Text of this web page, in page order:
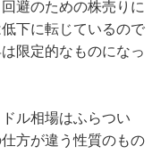
避のための株売りに
下に転じているので
限定的なものになっ
ル相場はふらつい
方が違う性質のもの